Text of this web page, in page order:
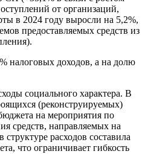
от организаций,
в 2024 году выросли на 5,2%,
предоставляемых средств из
налоговых доходов, а на долю
социального характера. В
(реконструируемых)
на мероприятия по
средств, направляемых на
расходов составила
что ограничивает гибкость